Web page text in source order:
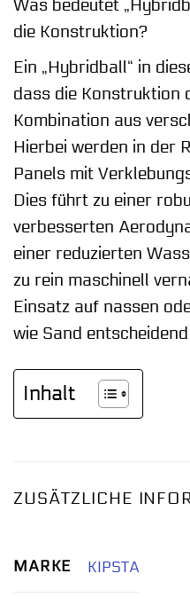
Was bedeutet
die Konstruktion?
Ein „Hybridball“ in
dass die Konstruktion
Kombination aus
Hierbei werden in der
Panels mit
Dies führt zu einer
verbesserten
einer reduzierten
zu rein maschinell
Einsatz auf nassen
wie Sand
Inhalt
ZUSÄTZLICHE
MARKE KIPSTA